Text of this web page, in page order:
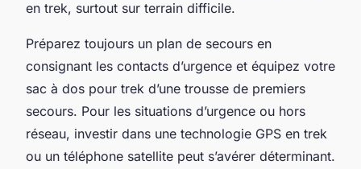
en trek, surtout sur terrain difficile.
Préparez toujours un plan de secours en
consignant les contacts d’urgence et équipez votre
sac à dos pour trek d’une trousse de premiers
secours. Pour les situations d’urgence ou hors
réseau, investir dans une technologie GPS en trek
ou un téléphone satellite peut s’avérer déterminant.